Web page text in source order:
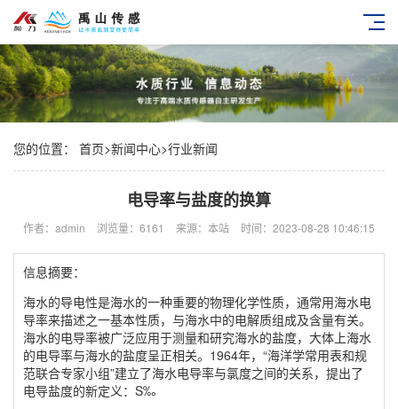
您的位置： 首页>新闻中心>行业新闻
电导率与盐度的换算
作者：admin 浏览量：6161 来源：本站 时间：2023-08-28 10:46:15
信息摘要：
海水的导电性是海水的一种重要的物理化学性质，通常用海水电
导率来描述之一基本性质，与海水中的电解质组成及含量有关。
海水的电导率被广泛应用于测量和研究海水的盐度，大体上海水
的电导率与海水的盐度呈正相关。1964年，“海洋学常用表和规
范联合专家小组”建立了海水电导率与氯度之间的关系，提出了
电导盐度的新定义：S‰